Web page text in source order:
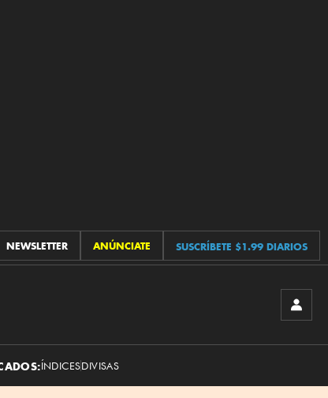
NEWSLETTER ANÚNCIATE SUSCRÍBETE $1.99 DIARIOS
ÍNDICESDIVISAS